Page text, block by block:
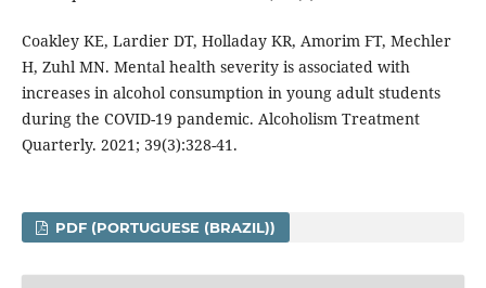
Coakley KE, Lardier DT, Holladay KR, Amorim FT, Mechler
H, Zuhl MN. Mental health severity is associated with
increases in alcohol consumption in young adult students
during the COVID-19 pandemic. Alcoholism Treatment
Quarterly. 2021; 39(3):328-41.
PDF (PORTUGUESE (BRAZIL))